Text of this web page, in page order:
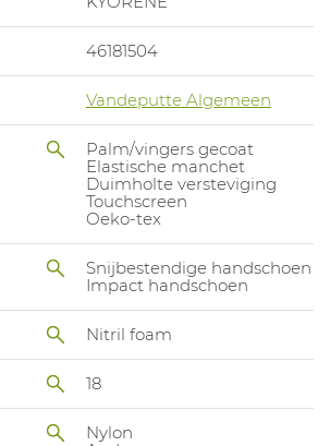
46181504
Vandeputte Algemeen
Palm/vingers gecoat
Elastische manchet
Duimholte versteviging
Touchscreen
Oeko-tex
Snijbestendige handschoen
Impact handschoen
Nitril foam
18
Nylon